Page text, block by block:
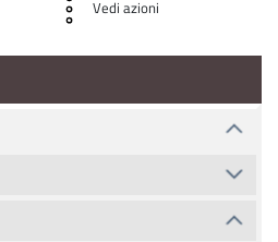
Vedi azioni